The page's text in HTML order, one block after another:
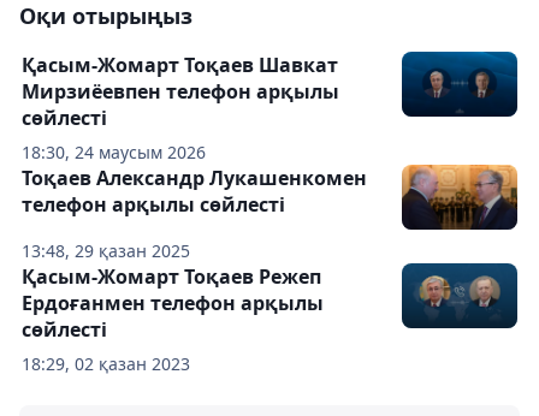
Оқи отырыңыз
18:30, 24 маусым 2026
Қасым-Жомарт Тоқаев Шавкат
Мирзиёевпен телефон арқылы
сөйлесті
13:48, 29 қазан 2025
Тоқаев Александр Лукашенкомен
телефон арқылы сөйлесті
18:29, 02 қазан 2023
Қасым-Жомарт Тоқаев Режеп
Ердоғанмен телефон арқылы
сөйлесті